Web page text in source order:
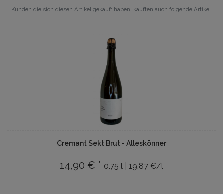
Kunden die sich diesen Artikel gekauft haben, kauften auch folgende Artikel.
Cremant Sekt Brut - Alleskönner
14,90 € * 0.75 l | 19,87 €/l